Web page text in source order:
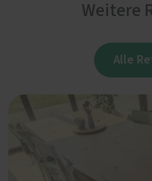
Weitere
Alle